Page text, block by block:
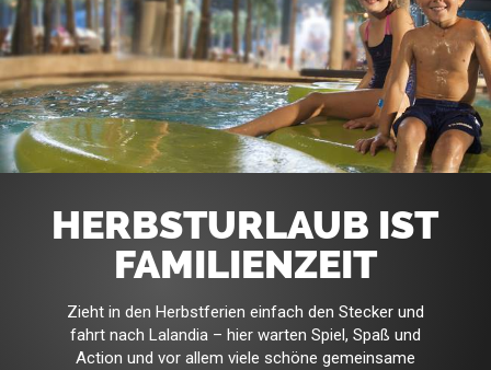
HERBSTURLAUB IST
FAMILIENZEIT
Zieht in den Herbstferien einfach den Stecker und
fahrt nach Lalandia – hier warten Spiel, Spaß und
Action und vor allem viele schöne gemeinsame